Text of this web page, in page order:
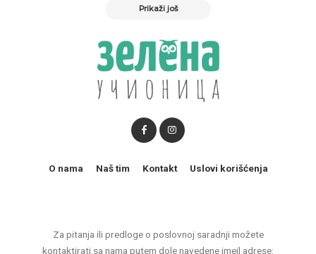
Prikaži još
Za pitanja ili predloge o poslovnoj saradnji možete
kontaktirati sa nama putem dole navedene imejl adrese:
O nama Naš tim Kontakt Uslovi korišćenja